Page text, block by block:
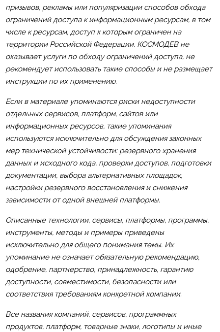
призывов, рекламы или популяризации способов обхода
ограничений доступа к информационным ресурсам, в том
числе к ресурсам, доступ к которым ограничен на
территории Российской Федерации. КОСМОДЕВ не
оказывает услуги по обходу ограничений доступа, не
рекомендует использовать такие способы и не размещает
инструкции по их применению.
Если в материале упоминаются риски недоступности
отдельных сервисов, платформ, сайтов или
информационных ресурсов, такие упоминания
используются исключительно для обсуждения законных
мер технической устойчивости: резервного хранения
данных и исходного кода, проверки доступов, подготовки
документации, выбора альтернативных площадок,
настройки резервного восстановления и снижения
зависимости от одной внешней платформы.
Описанные технологии, сервисы, платформы, программы,
инструменты, методы и примеры приведены
исключительно для общего понимания темы. Их
упоминание не означает обязательную рекомендацию,
одобрение, партнерство, принадлежность, гарантию
доступности, совместимости, безопасности или
соответствия требованиям конкретной компании.
Все названия компаний, сервисов, программных
продуктов, платформ, товарные знаки, логотипы и иные